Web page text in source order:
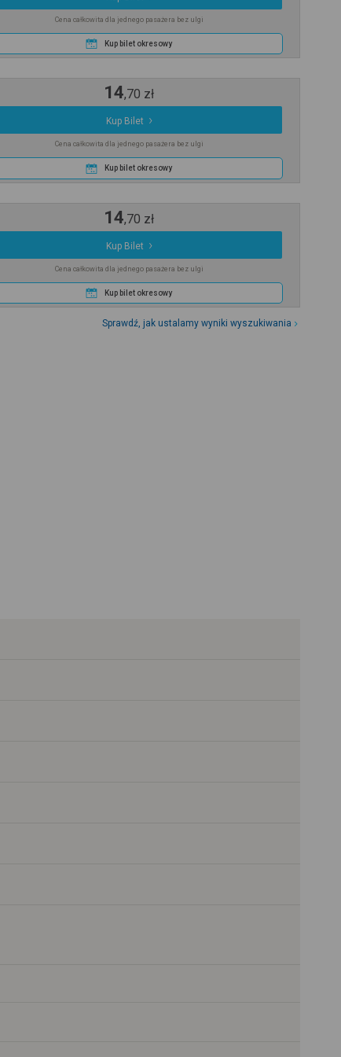
Cena całkowita dla jednego pasażera bez ulgi
Kup bilet okresowy
14,70 zł
Kup Bilet
Cena całkowita dla jednego pasażera bez ulgi
Kup bilet okresowy
14,70 zł
Kup Bilet
Cena całkowita dla jednego pasażera bez ulgi
Kup bilet okresowy
Sprawdź, jak ustalamy wyniki wyszukiwania